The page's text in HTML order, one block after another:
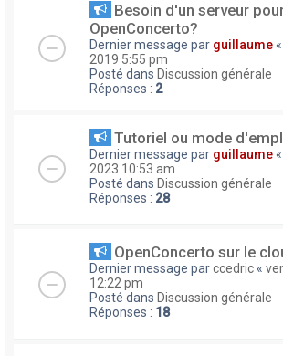
Besoin d'un serveur
OpenConcerto?
Dernier message par guillaume «
2019 5:55 pm
Posté dans Discussion générale
Réponses : 2
Tutoriel ou mode
Dernier message par guillaume «
2023 10:53 am
Posté dans Discussion générale
Réponses : 28
OpenConcerto sur le
Dernier message parccedric «
12:22 pm
Posté dans Discussion générale
Réponses : 18